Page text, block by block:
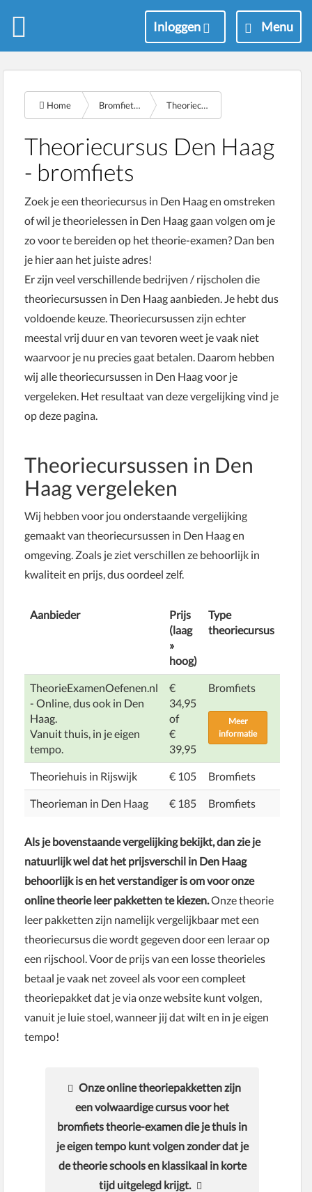
M
e
Menu
Inloggen
Home Bromfiets theorie examen Theoriecursus den haag
Theoriecursus Den Haag
- bromfiets
Zoek je een theoriecursus in Den Haag en omstreken
of wil je theorielessen in Den Haag gaan volgen om je
zo voor te bereiden op het theorie-examen? Dan ben
je hier aan het juiste adres!
Er zijn veel verschillende bedrijven / rijscholen die
theoriecursussen in Den Haag aanbieden. Je hebt dus
voldoende keuze. Theoriecursussen zijn echter
meestal vrij duur en van tevoren weet je vaak niet
waarvoor je nu precies gaat betalen. Daarom hebben
wij alle theoriecursussen in Den Haag voor je
vergeleken. Het resultaat van deze vergelijking vind je
op deze pagina.
Theoriecursussen in Den
Haag vergeleken
Wij hebben voor jou onderstaande vergelijking
gemaakt van theoriecursussen in Den Haag en
omgeving. Zoals je ziet verschillen ze behoorlijk in
kwaliteit en prijs, dus oordeel zelf.
Aanbieder
Prijs
(laag
»
hoog)
Type
theoriecursus
TheorieExamenOefenen.nl
- Online, dus ook in Den
Haag.
Vanuit thuis, in je eigen
tempo.
€
34,95
of
€
39,95
Bromfiets
Meer
informatie
Theoriehuis in Rijswijk € 105 Bromfiets
Theorieman in Den Haag € 185 Bromfiets
Als je bovenstaande vergelijking bekijkt, dan zie je
natuurlijk wel dat het prijsverschil in Den Haag
behoorlijk is en het verstandiger is om voor onze
online theorie leer pakketten te kiezen.Onze theorie
leer pakketten zijn namelijk vergelijkbaar met een
theoriecursus die wordt gegeven door een leraar op
een rijschool. Voor de prijs van een losse theorieles
betaal je vaak net zoveel als voor een compleet
theoriepakket dat je via onze website kunt volgen,
vanuit je luie stoel, wanneer jij dat wilt en in je eigen
tempo!
Onze online theoriepakketten zijn
een volwaardige cursus voor het
bromfiets theorie-examen die je thuis in
je eigen tempo kunt volgen zonder dat je
de theorie schools en klassikaal in korte
tijd uitgelegd krijgt.